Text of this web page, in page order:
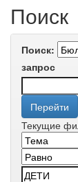
Поиск
Поиск:
запрос
Текущие